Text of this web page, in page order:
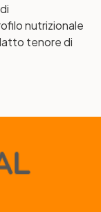
nutrizionale
tenore di